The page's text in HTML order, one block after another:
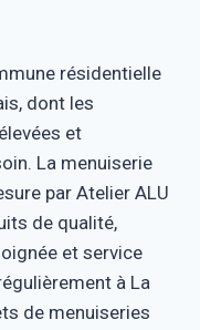
résidentielle
dont les
et
La menuiserie
par Atelier ALU
de qualité,
et service
à La
de menuiseries